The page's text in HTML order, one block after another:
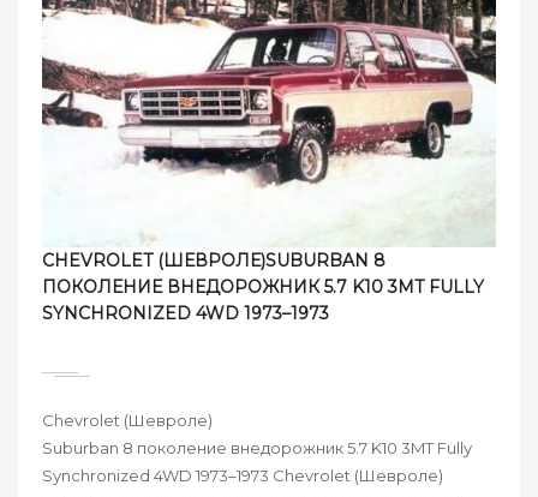
CHEVROLET (ШЕВРОЛЕ)SUBURBAN 8
ПОКОЛЕНИЕ ВНЕДОРОЖНИК 5.7 K10 3MT FULLY
SYNCHRONIZED 4WD 1973–1973
Chevrolet (Шевроле)
Suburban 8 поколение внедорожник 5.7 K10 3MT Fully
Synchronized 4WD 1973–1973 Chevrolet (Шевроле)